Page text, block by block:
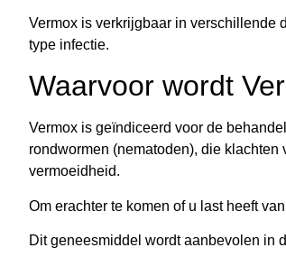
Vermox is verkrijgbaar in verschillende
type infectie.
Waarvoor wordt
Vermox is geïndiceerd voor de
rondwormen (nematoden), die
vermoeidheid.
Om erachter te komen of u last heeft
Dit geneesmiddel wordt aanbevolen in